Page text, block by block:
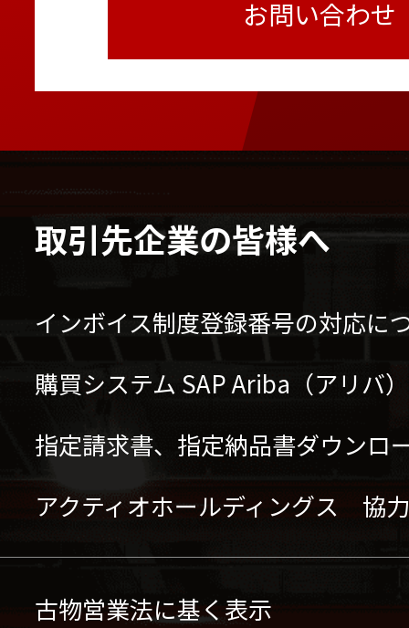
お問い合わせ
取引先企業の皆様へ
インボイス制度登録番号の対応に
購買システム SAP Ariba（アリバ
指定請求書、指定納品書ダウンロ
アクティオホールディングス 協
古物営業法に基く表示